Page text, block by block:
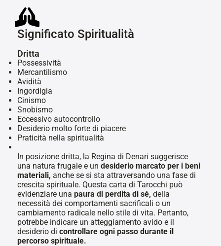
Significato Spiritualità
Dritta
Possessività
Mercantilismo
Avidità
Ingordigia
Cinismo
Snobismo
Eccessivo autocontrollo
Desiderio molto forte di piacere
Praticità nella spiritualità
In posizione dritta, la Regina di Denari suggerisce
una natura frugale e un desiderio marcato per i beni
materiali, anche se si sta attraversando una fase di
crescita spirituale. Questa carta di Tarocchi può
evidenziare una paura di perdita di sé, della
necessità dei comportamenti sacrificali o un
cambiamento radicale nello stile di vita. Pertanto,
potrebbe indicare un atteggiamento avido e il
desiderio di controllare ogni passo durante il
percorso spirituale.